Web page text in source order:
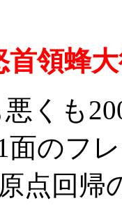
首領蜂
悪くも
面のフ
点回帰